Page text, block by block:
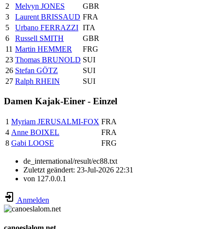
2
Melvyn JONES
GBR
3
Laurent BRISSAUD FRA
5
Urbano FERRAZZI ITA
6
Russell SMITH
GBR
11 Martin HEMMER
FRG
23 Thomas BRUNOLD SUI
26 Stefan GÖTZ
SUI
27 Ralph RHEIN SUI
Damen Kajak-Einer - Einzel
1 Myriam JERUSALMI-FOX FRA
4 Anne BOIXEL
FRA
8 Gabi LOOSE FRG
de_international/result/ec88.txt
Zuletzt geändert: 23-Jul-2026 22:31
von 127.0.0.1
Anmelden